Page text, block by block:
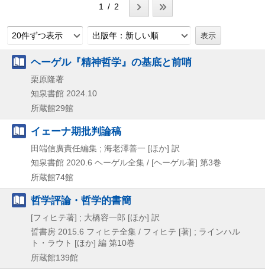
1 / 2
20件ずつ表示 出版年：新しい順
ヘーゲル『精神哲学』の基底と前哨
栗原隆著
知泉書館 2024.10
所蔵館29館
イェーナ期批判論稿
田端信廣責任編集 ; 海老澤善一 [ほか] 訳
知泉書館 2020.6 ヘーゲル全集 / [ヘーゲル著] 第3巻
所蔵館74館
哲学評論・哲学的書簡
[フィヒテ著] ; 大橋容一郎 [ほか] 訳
晢書房 2015.6 フィヒテ全集 / フィヒテ [著] ; ラインハル
ト・ラウト [ほか] 編 第10巻
所蔵館139館